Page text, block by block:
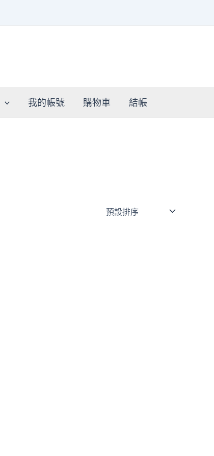
我的帳號 購物車 結帳